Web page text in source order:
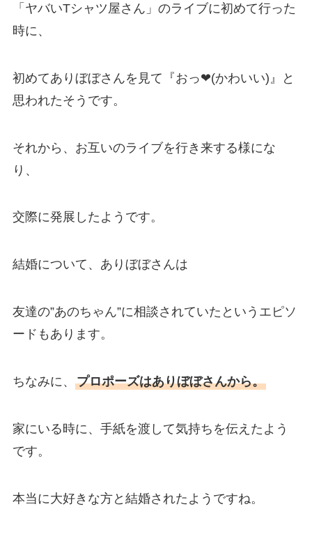
「ヤバいTシャツ屋さん」のライブに初めて行った
時に、
初めてありぼぼさんを見て『おっ❤(かわいい)』と
思われたそうです。
それから、お互いのライブを行き来する様にな
り、
交際に発展したようです。
結婚について、ありぼぼさんは
友達の”あのちゃん”に相談されていたというエピソ
ードもあります。
ちなみに、 プロポーズはありぼぼさんから。
家にいる時に、手紙を渡して気持ちを伝えたよう
です。
本当に大好きな方と結婚されたようですね。